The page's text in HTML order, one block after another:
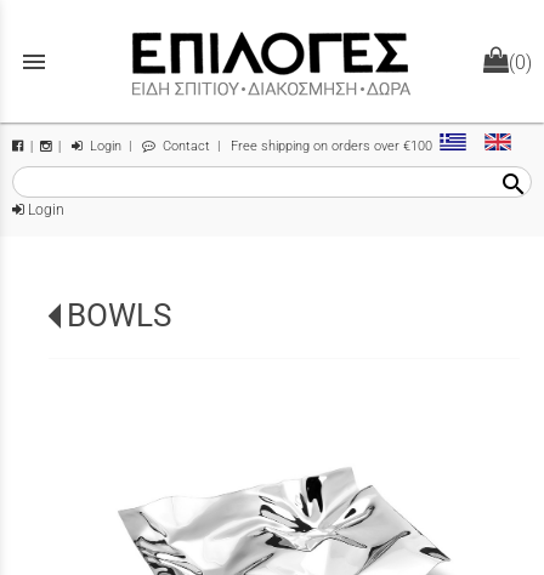
menu (0)
| Login | Contact | Free shipping on orders over €100
search
Login
BOWLS